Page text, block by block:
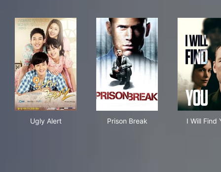
Ugly Alert Prison Break I Will Find